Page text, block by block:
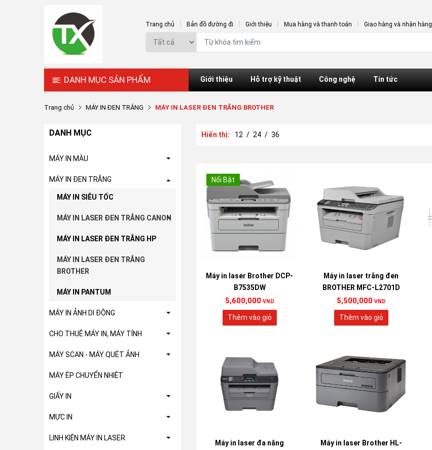
Trang chủ Bản đồ đường đi Giới thiệu Mua hàng và thanh toán Giao hàng và nhận hàng
DANH MỤC SẢN PHẨM Giới thiệu Hỗ trợ kỹ thuật Công nghệ Tin tức
Trang chủ MÁY IN ĐEN TRẮNG MÁY IN LASER ĐEN TRẮNG BROTHER
DANH MỤC
MÁY IN MÀU
MÁY IN ĐEN TRẮNG
MÁY IN SIÊU TỐC
MÁY IN LASER ĐEN TRẮNG CANON
MÁY IN LASER ĐEN TRẮNG HP
MÁY IN LASER ĐEN TRẮNG
BROTHER
MÁY IN PANTUM
MÁY IN ẢNH DI ĐỘNG
CHO THUÊ MÁY IN, MÁY TÍNH
MÁY SCAN - MÁY QUÉT ẢNH
MÁY ÉP CHUYỂN NHIỆT
GIẤY IN
MỰC IN
LINH KIỆN MÁY IN LASER
Hiển thị: 12 / 24 / 36
Nổi Bật
Máy in laser Brother DCP-
B7535DW
5,600,000 VND
Thêm vào giỏ
Máy in laser trắng đen
BROTHER MFC-L2701D
5,500,000 VND
Thêm vào giỏ
Máy in laser đa năng
Máy in laser Brother HL-